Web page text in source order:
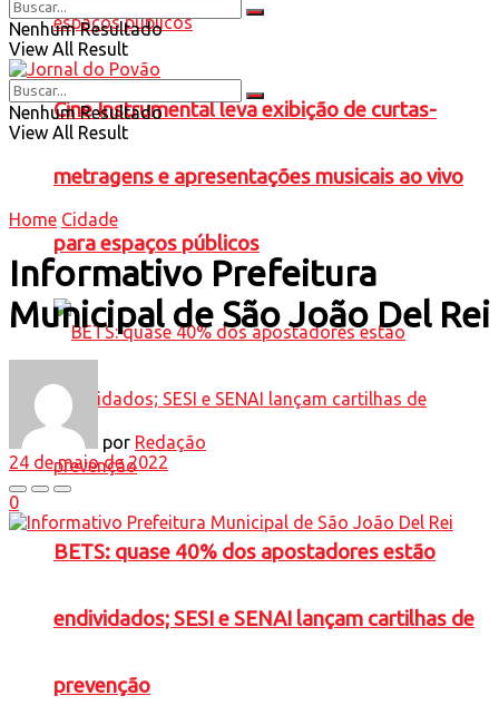
Cine Instrumental leva exibição de curtas-
metragens e apresentações musicais ao vivo
para espaços públicos
BETS: quase 40% dos apostadores estão
endividados; SESI e SENAI lançam cartilhas de
prevenção
Nenhum Resultado
View All Result
Nenhum Resultado
View All Result
Home Cidade
Informativo Prefeitura
Municipal de São João Del Rei
por Redação
24 de maio de 2022
0